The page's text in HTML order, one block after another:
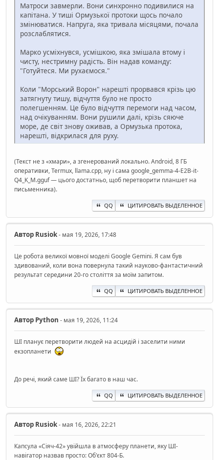
Матроси завмерли. Вони синхронно подивилися на
капітана. У тиші Ормузької протоки щось почало
змінюватися. Напруга, яка тривала місяцями, почала
розслаблятися.
Марко усміхнувся, усмішкою, яка змішала втому і
чисту, нестримну радість. Він надав команду:
"Готуйтеся. Ми рухаємося."
Коли "Морський Ворон" нарешті прорвався крізь цю
затягнуту тишу, відчуття було не просто
полегшенням. Це було відчуття перемоги над часом,
над очікуванням. Вони рушили далі, крізь сяюче
море, де світ знову оживав, а Ормузька протока,
нарешті, відкрилася для руху.
(Текст не з «хмари», а згенерований локально. Android, 8 ГБ
оперативки, Termux, llama.cpp, ну і сама google_gemma-4-E2B-it-
Q4_K_M.gguf — цього достатньо, щоб перетворити планшет на
письменника).
QQ ЦИТИРОВАТЬ ВЫДЕЛЕННОЕ
Автор Rusiok- мая 19, 2026, 17:48
Це робота великої мовної моделі Google Gemini. Я сам був
здивований, коли вона повернула такий науково-фантастичний
результат середини 20-го століття за моїм запитом.
QQ ЦИТИРОВАТЬ ВЫДЕЛЕННОЕ
Автор Python - мая 19, 2026, 11:24
ШІ планує перетворити людей на асцидій і заселити ними
екзопланети
До речі, який саме ШІ? Їх багато в наш час.
QQ ЦИТИРОВАТЬ ВЫДЕЛЕННОЕ
Автор Rusiok- мая 16, 2026, 22:21
Капсула «Сіяч-42» увійшла в атмосферу планети, яку ШІ-
навігатор назвав просто: Об'єкт 804-Б.